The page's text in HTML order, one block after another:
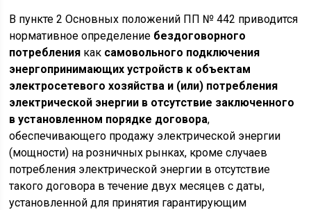
В пункте 2 Основных положений ПП № 442 приводится
нормативное определение бездоговорного
потребления как самовольного подключения
энергопринимающих устройств к объектам
электросетевого хозяйства и (или) потребления
электрической энергии в отсутствие заключенного
в установленном порядке договора,
обеспечивающего продажу электрической энергии
(мощности) на розничных рынках, кроме случаев
потребления электрической энергии в отсутствие
такого договора в течение двух месяцев с даты,
установленной для принятия гарантирующим